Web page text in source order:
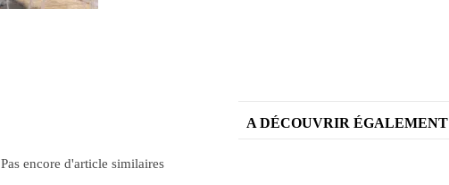
A DÉCOUVRIR ÉGALEMENT
Pas encore d'article similaires